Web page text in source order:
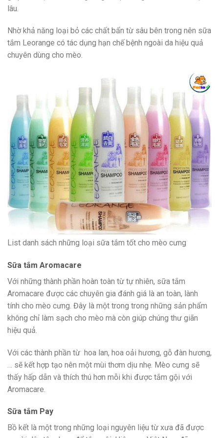
lâu.
Nhờ khả năng loại bỏ các chất bẩn từ sâu bên trong nên sữa
tắm Leorange có tác dụng hạn chế bệnh ngoài da hiệu quả
chuyên dùng cho mèo.
List danh sách những loại sữa tắm tốt cho mèo cưng
Sữa tắm Aromacare
Với những thành phần hoàn toàn từ tự nhiên, sữa tắm
Aromacare được các chuyên gia đánh giá là an toàn, lành
tính cho mèo cưng. Đây là một trong trong những sản phẩm
không chỉ làm sạch cho mèo mà còn giúp chúng thư giãn
hiệu quả.
Với các thành phần từ hoa lan, hoa oải hương, gỗ đàn hương,
… sẽ kết hợp tạo nên một mùi thơm dịu nhẹ. Mèo cưng sẽ
thấy hấp dẫn và thích thú hơn mỗi khi được tắm gội với
Aromacare.
Sữa tắm Pay
Bồ kết là một trong những loại nguyên liệu từ xưa đã được